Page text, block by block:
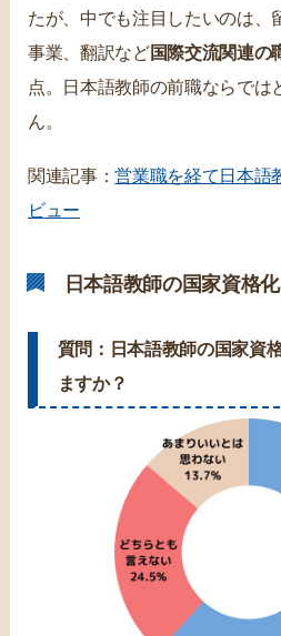
たが、中でも注目したいのは、
事業、翻訳など国際交流関連の
点。日本語教師の前職ならでは
ん。
関連記事：営業職を経て日本語
ビュー
日本語教師の国家資格
質問：日本語教師の国家資
ますか？